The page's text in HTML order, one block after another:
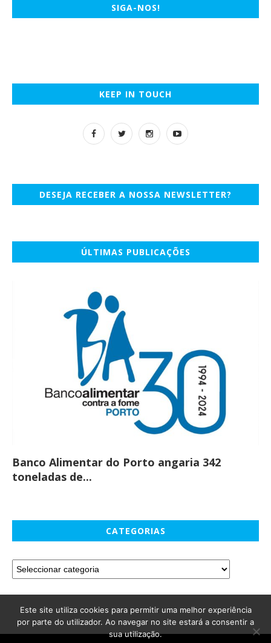
SIGA-NOS!
KEEP IN TOUCH
DESEJA RECEBER A NOSSA NEWSLETTER?
ÚLTIMAS PUBLICAÇÕES
Banco Alimentar do Porto angaria 342
toneladas de...
CATEGORIAS
Este site utiliza cookies para permitir uma melhor experiência
por parte do utilizador. Ao navegar no site estará a consentir a
sua utilização.